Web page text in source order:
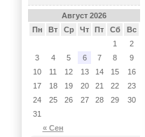
Август 2026
Пн
Вт Ср Чт Пт Сб Вс
« Сен
1
2
3
4 5 6 7 8
9
10
11 12 13 14 15
16
17
18 19 20 21 22
23
24
25 26 27 28 29
30
31